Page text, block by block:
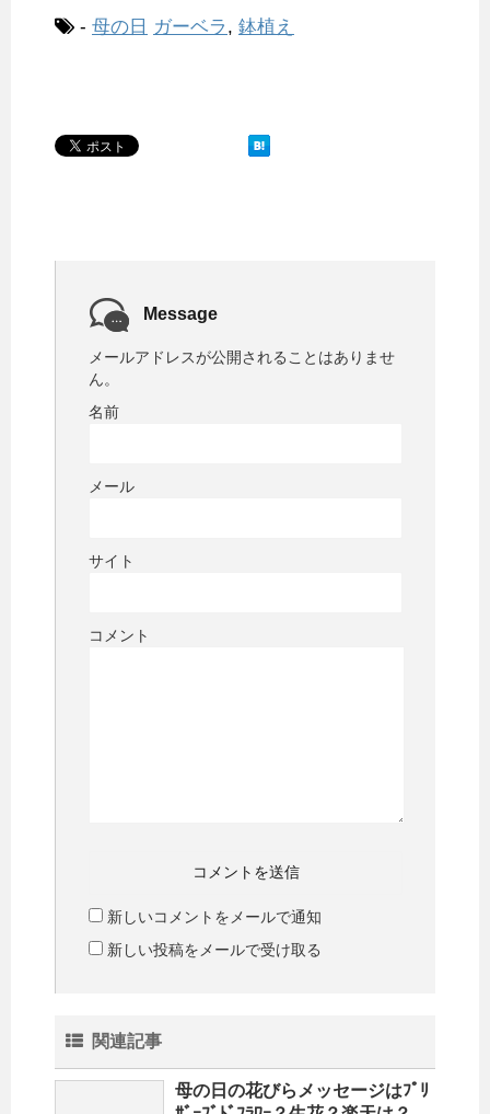
- 母の日 ガーベラ , 鉢植え
Message
メールアドレスが公開されることはありませ
ん。
名前
メール
サイト
コメント
新しいコメントをメールで通知
新しい投稿をメールで受け取る
関連記事
母の日の花びらメッセージはﾌﾟﾘ